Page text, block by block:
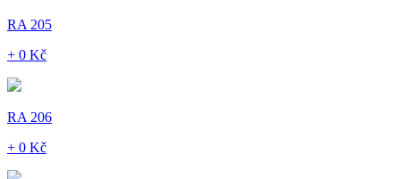
RA 205
+ 0 Kč
RA 206
+ 0 Kč